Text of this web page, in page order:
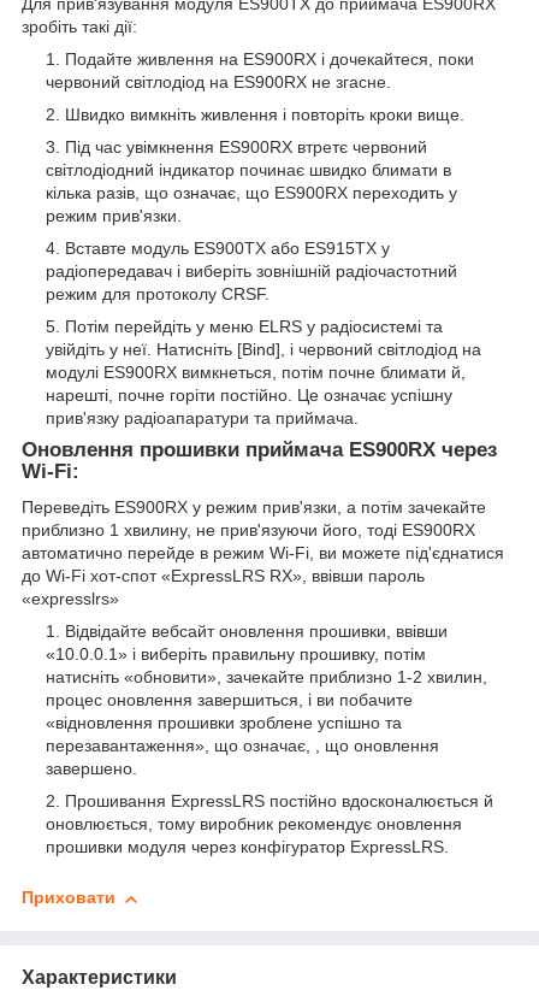
зробіть такі дії:
Подайте живлення на ES900RX і дочекайтеся, поки
червоний світлодіод на ES900RX не згасне.
Швидко вимкніть живлення і повторіть кроки вище.
Під час увімкнення ES900RX втретє червоний
світлодіодний індикатор починає швидко блимати в
кілька разів, що означає, що ES900RX переходить у
режим прив'язки.
Вставте модуль ES900TX або ES915TX у
радіопередавач і виберіть зовнішній радіочастотний
режим для протоколу CRSF.
Потім перейдіть у меню ELRS у радіосистемі та
увійдіть у неї. Натисніть [Bind], і червоний світлодіод на
модулі ES900RX вимкнеться, потім почне блимати й,
нарешті, почне горіти постійно. Це означає успішну
прив'язку радіоапаратури та приймача.
Оновлення прошивки приймача ES900RX через
Wi-Fi:
Переведіть ES900RX у режим прив'язки, а потім зачекайте
приблизно 1 хвилину, не прив'язуючи його, тоді ES900RX
автоматично перейде в режим Wi-Fi, ви можете під'єднатися
до Wi-Fi хот-спот «ExpressLRS RX», ввівши пароль
«expresslrs»
Відвідайте вебсайт оновлення прошивки, ввівши
«10.0.0.1» і виберіть правильну прошивку, потім
натисніть «обновити», зачекайте приблизно 1-2 хвилин,
процес оновлення завершиться, і ви побачите
«відновлення прошивки зроблене успішно та
перезавантаження», що означає, , що оновлення
завершено.
Прошивання ExpressLRS постійно вдосконалюється й
оновлюється, тому виробник рекомендує оновлення
прошивки модуля через конфігуратор ExpressLRS.
Приховати
Характеристики